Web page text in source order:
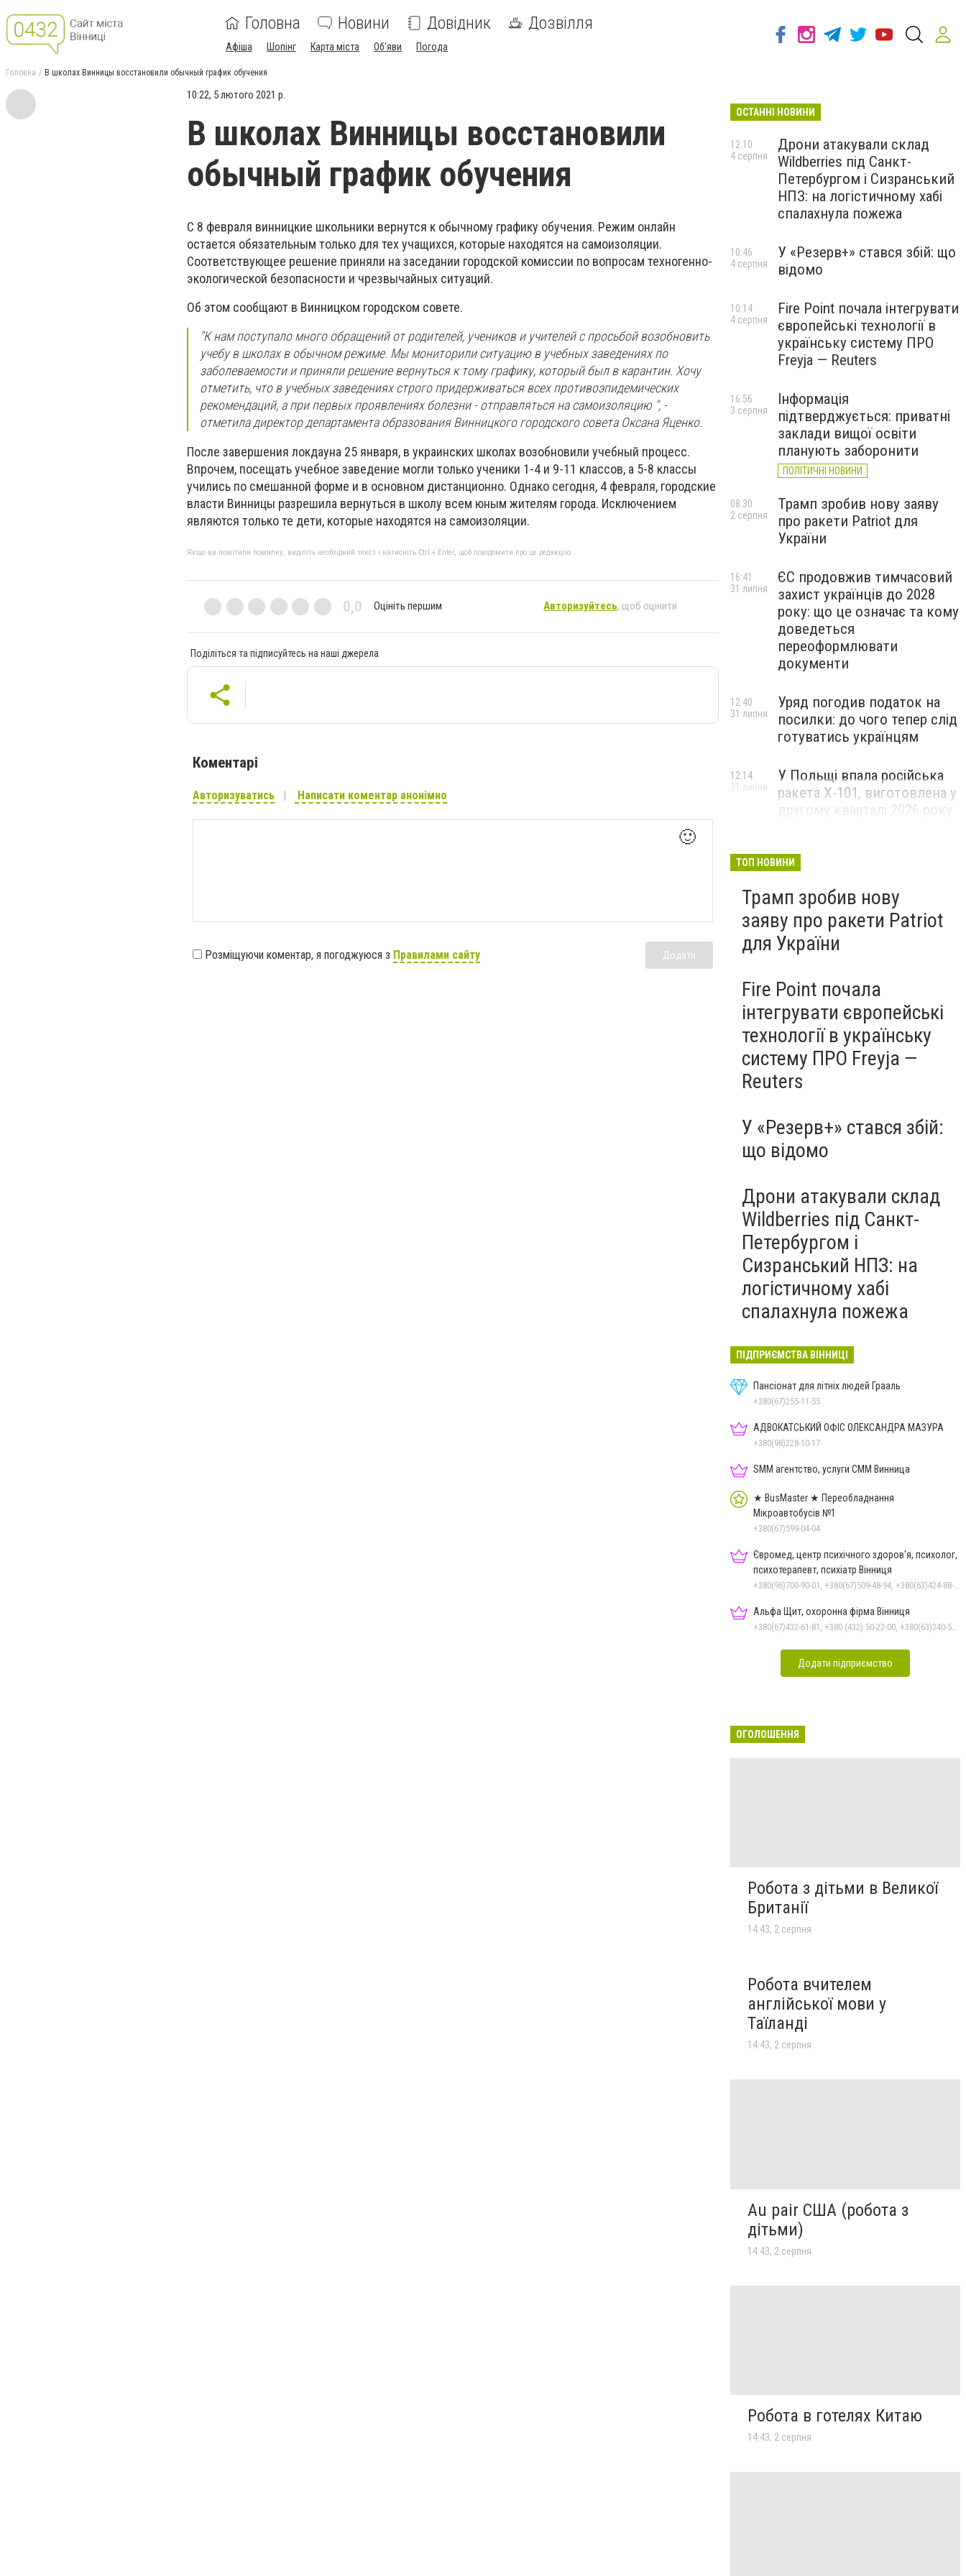
Головна Новини Довідник Дозвілля
Афіша Шопінг Карта міста Об'яви Погода
Головна В школах Винницы восстановили обычный график обучения
10:22, 5 лютого 2021 р.
В школах Винницы восстановили
обычный график обучения
С 8 февраля винницкие школьники вернутся к обычному графику обучения. Режим онлайн
остается обязательным только для тех учащихся, которые находятся на самоизоляции.
Соответствующее решение приняли на заседании городской комиссии по вопросам техногенно-
экологической безопасности и чрезвычайных ситуаций.
Об этом сообщают в Винницком городском совете.
"К нам поступало много обращений от родителей, учеников и учителей с просьбой возобновить
учебу в школах в обычном режиме. Мы мониторили ситуацию в учебных заведениях по
заболеваемости и приняли решение вернуться к тому графику, который был в карантин. Хочу
отметить, что в учебных заведениях строго придерживаться всех противоэпидемических
рекомендаций, а при первых проявлениях болезни - отправляться на самоизоляцию ", -
отметила директор департамента образования Винницкого городского совета Оксана Яценко.
После завершения локдауна 25 января, в украинских школах возобновили учебный процесс.
Впрочем, посещать учебное заведение могли только ученики 1-4 и 9-11 классов, а 5-8 классы
учились по смешанной форме и в основном дистанционно. Однако сегодня, 4 февраля, городские
власти Винницы разрешила вернуться в школу всем юным жителям города. Исключением
являются только те дети, которые находятся на самоизоляции.
Якщо ви помітили помилку, виділіть необхідний текст і натисніть Ctrl + Enter, щоб повідомити про це редакцію
0,0 Оцініть першим Авторизуйтесь, щоб оцінити
Поділіться та підписуйтесь на наші джерела
Коментарі
Авторизуватись Написати коментар анонімно
🙂
Розміщуючи коментар, я погоджуюся з Правилами сайту Додати
ОСТАННІ НОВИНИ
Дрони атакували склад
Wildberries під Санкт-
Петербургом і Сизранський
НПЗ: на логістичному хабі
спалахнула пожежа
12:10
4 серпня
У «Резерв+» стався збій: що
відомо
10:46
4 серпня
Fire Point почала інтегрувати
європейські технології в
українську систему ПРО
Freyja — Reuters
10:14
4 серпня
Інформація
підтверджується: приватні
заклади вищої освіти
планують заборонити
ПОЛІТИЧНІ НОВИНИ
16:56
3 серпня
Трамп зробив нову заяву
про ракети Patriot для
України
08:30
2 серпня
ЄС продовжив тимчасовий
захист українців до 2028
року: що це означає та кому
доведеться
переоформлювати
документи
16:41
31 липня
Уряд погодив податок на
посилки: до чого тепер слід
готуватись українцям
12:40
31 липня
У Польщі впала російська
ракета X-101, виготовлена у
другому кварталі 2026 року
12:14
31 липня
ТОП НОВИНИ
Трамп зробив нову
заяву про ракети Patriot
для України
Fire Point почала
інтегрувати європейські
технології в українську
систему ПРО Freyja —
Reuters
У «Резерв+» стався збій:
що відомо
Дрони атакували склад
Wildberries під Санкт-
Петербургом і
Сизранський НПЗ: на
логістичному хабі
спалахнула пожежа
ПІДПРИЄМСТВА ВІННИЦІ
Пансіонат для літніх людей Грааль
+380(67)255-11-55
АДВОКАТСЬКИЙ ОФІС ОЛЕКСАНДРА МАЗУРА
+380(98)228-10-17
SMM агентство, услуги СММ Винница
★ BusMaster ★ Переобладнання
Мікроавтобусів №1
+380(67)599-04-04
Євромед, центр психічного здоров'я, психолог,
психотерапевт, психіатр Вінниця
+380(96)700-90-01, +380(67)509-48-94, +380(63)424-88-30
Альфа Щит, охоронна фірма Вінниця
+380(67)432-61-81, +380 (432) 50-22-00, +380(63)340-58-58
Додати підприємство
ОГОЛОШЕННЯ
Робота з дітьми в Великої
Британії
14:43, 2 серпня
Робота вчителем
англійської мови у
Таїланді
14:43, 2 серпня
Au pair США (робота з
дітьми)
14:43, 2 серпня
Робота в готелях Китаю
14:43, 2 серпня